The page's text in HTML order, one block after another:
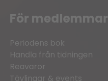
För medlemmar
Periodens bok
Handla från tidningen
Reavaror
Tävlingar & events